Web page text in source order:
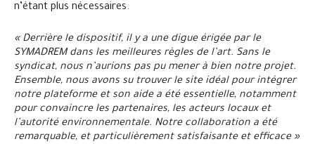
n’étant plus nécessaires.
« Derrière le dispositif, il y a une digue érigée par le
SYMADREM dans les meilleures règles de l’art. Sans le
syndicat, nous n’aurions pas pu mener à bien notre projet.
Ensemble, nous avons su trouver le site idéal pour intégrer
notre plateforme et son aide a été essentielle, notamment
pour convaincre les partenaires, les acteurs locaux et
l’autorité environnementale. Notre collaboration a été
remarquable, et particulièrement satisfaisante et efficace »